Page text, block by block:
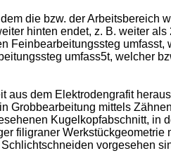
die bzw. der Arbeitsbereich
hinten endet, z. B. weiter als
Feinbearbeitungssteg umfasst,
umfass5t, welcher
aus dem Elektrodengrafit
Grobbearbeitung mittels
Kugelkopfabschnitt, in
filigraner Werkstückgeometrie
vorgesehen